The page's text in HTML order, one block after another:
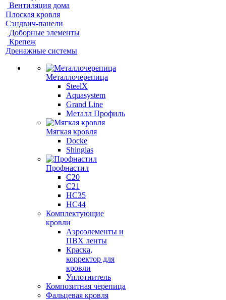
Вентиляция дома
Плоская кровля
Сэндвич-панели
Доборные элементы
Крепеж
Дренажные системы
Металлочерепица
SteelX
Aquasystem
Grand Line
Металл Профиль
Мягкая кровля
Docke
Shinglas
Профнастил
C20
C21
НС35
НС44
Комплектующие
кровли
Аэроэлементы и
ПВХ ленты
Краска,
корректор для
кровли
Уплотнитель
Композитная черепица
Фальцевая кровля